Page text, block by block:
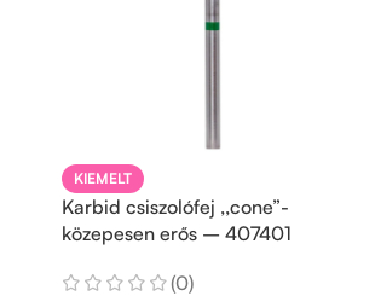
KIEMELT
Karbid csiszolófej ,,cone”-
közepesen erős – 407401
(0)